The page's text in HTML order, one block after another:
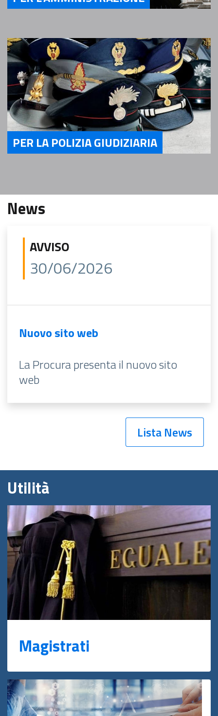
PER LA POLIZIA GIUDIZIARIA
News
AVVISO
30/06/2026
Nuovo sito web
La Procura presenta il nuovo sito
web
Lista News
Utilità
Magistrati